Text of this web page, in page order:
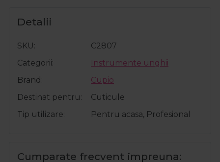
Detalii
SKU
C2807
Categorii
Instrumente unghii
Brand
Cupio
Destinat pentru
Cuticule
Tip utilizare
Pentru acasa, Profesional
Cumparate frecvent impreuna: